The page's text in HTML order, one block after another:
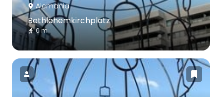
Alemania
Bethlehemkirchplatz
0 m